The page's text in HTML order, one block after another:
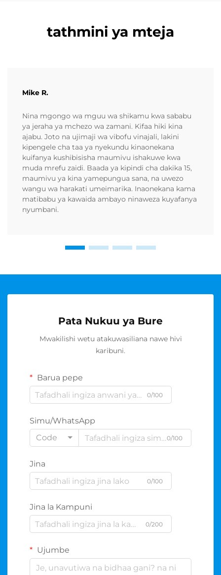
tathmini ya mteja
Mike R.
Nina mgongo wa mguu wa shikamu kwa sababu
ya jeraha ya mchezo wa zamani. Kifaa hiki kina
ajabu. Joto na ujimaji wa vibofu vinajali, lakini
kipengele cha taa ya nyekundu kinaonekana
kuifanya kushibisisha maumivu ishakuwe kwa
muda mrefu zaidi. Baada ya kipindi cha dakika 15,
maumivu ya kina yamepungua sana, na uwezo
wangu wa harakati umeimarika. Inaonekana kama
matibabu ya kawaida ambayo ninaweza kuyafanya
nyumbani.
Pata Nukuu ya Bure
Mwakilishi wetu atakuwasiliana nawe hivi
karibuni.
Barua pepe
0/100
Simu/WhatsApp
Code
0/100
Jina
0/100
Jina la Kampuni
0/200
Ujumbe